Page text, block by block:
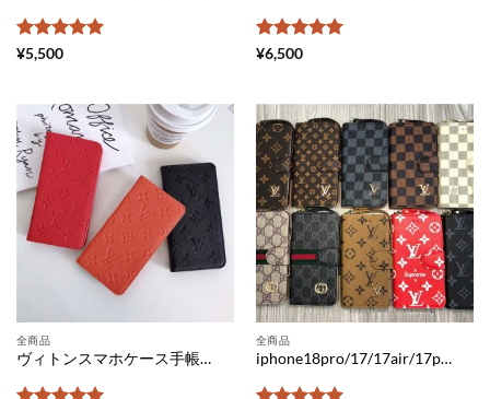
5段階中
¥5,500 5段階中
¥6,500
全商品
ヴィトンスマホケース手帳型 iphone18pro/17pro max/17 ケース 手帳型 ヴィトン iphone18promax/17pro/16 ケース 激安 モノグラム柄 iphone ケース ルイ ヴィトン 人気 アイフォンケース 手帳 型
全商品
iphone18pro/17/17air/17pro max ケース ヴィトン 手帳 型 iphone16pro ケース メンズ ブランド グッチ iphone16pro max ケース 人気 ルイ ヴィトン 携帯 ケース iphonex モノグラム柄 アイフォン15/14 カバー 激安